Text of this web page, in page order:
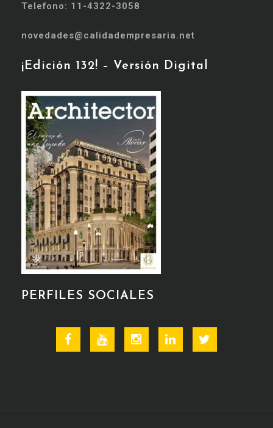
Telefono: 11-4322-3058
novedades@calidadempresaria.net
¡Edición 132! – Versión Digital
PERFILES SOCIALES
FacebookYoutube InstagramLinkedin